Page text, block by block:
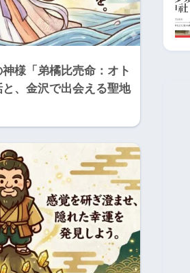
様「弟橘比売命：オト
、金沢で出会える聖地